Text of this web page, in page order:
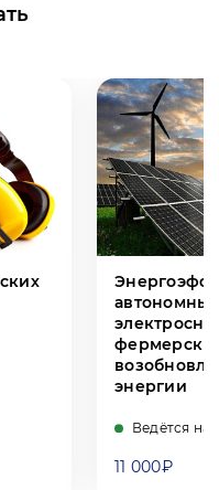
энергии
Ведётся
11 000₽